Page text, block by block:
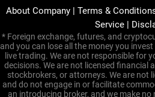
About Company| Terms &
Service|
* Foreign exchange, futures, and
and you can lose all the money you
live trading. We are not responsible for
decisions. We are not licensed financial
stockbrokers, or attorneys. We are not
and do not engage in or facilitate
an introducing broker, and we make